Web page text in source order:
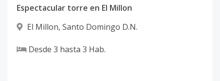
Espectacular torre en El Millon
El Millon, Santo Domingo D.N.
Desde 3 hasta 3 Hab.